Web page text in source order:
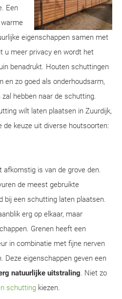
Een
eigenschappen samen met
u meer privacy en wordt het
benadrukt. Houten schuttingen
en zo goed als onderhoudsarm,
hebben naar de schutting.
wilt laten plaatsen in Zuurdijk,
de keuze uit diverse houtsoorten:
afkomstig is van de grove den.
de meest gebruikte
bij een schutting laten plaatsen.
erg op elkaar, maar
Grenen heeft een
in combinatie met fijne nerven
Deze eigenschappen geven een
natuurlijke uitstraling. Niet zo
schutting kiezen.